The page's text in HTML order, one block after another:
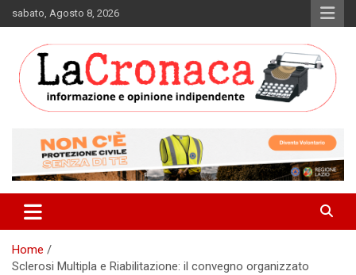
to
sabato, Agosto 8, 2026
La Cronaca Quotidiano
Home
Sclerosi Multipla e Riabilitazione: il convegno organizzato